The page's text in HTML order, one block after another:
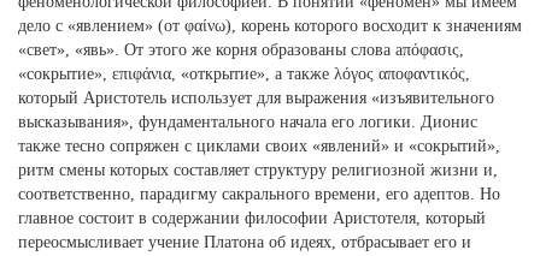
дело с «явлением» (от φαίνω), корень которого восходит к значениям
«свет», «явь». От этого же корня образованы слова aπόφασις,
«сокрытие», επιφάνια, «открытие», а также λόγος αποφαντικός,
который Аристотель использует для выражения «изъявительного
высказывания», фундаментального начала его логики. Дионис
также тесно сопряжен с циклами своих «явлений» и «сокрытий»,
ритм смены которых составляет структуру религиозной жизни и,
соответственно, парадигму сакрального времени, его адептов. Но
главное состоит в содержании философии Аристотеля, который
переосмысливает учение Платона об идеях, отбрасывает его и